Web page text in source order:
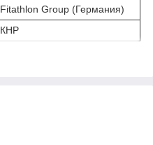
Fitathlon Group (Германия)
КНР